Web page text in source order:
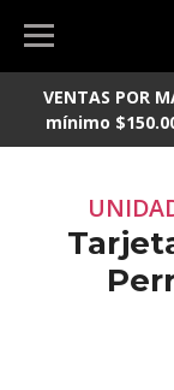
VENTAS POR
mínimo